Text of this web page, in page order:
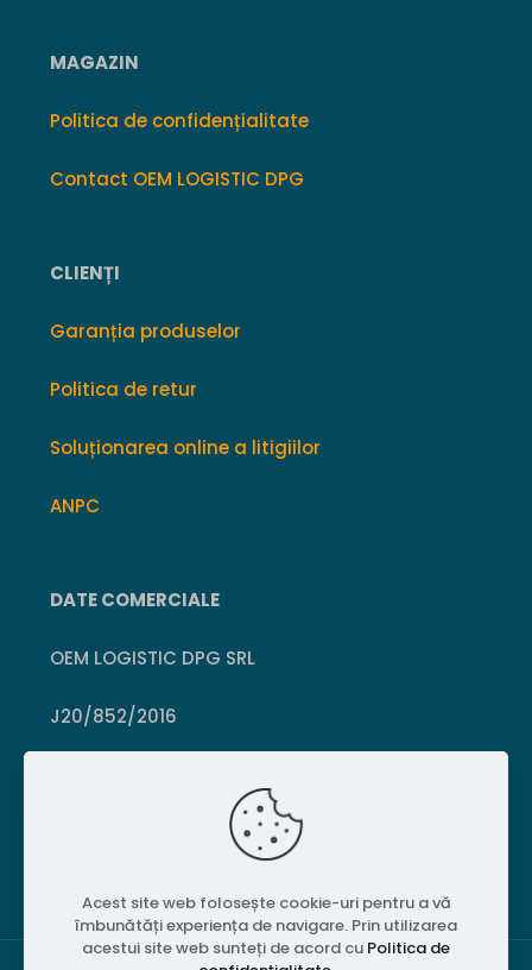
MAGAZIN
Politica de confidențialitate
Contact OEM LOGISTIC DPG
CLIENȚI
Garanția produselor
Politica de retur
Soluționarea online a litigiilor
ANPC
DATE COMERCIALE
OEM LOGISTIC DPG SRL
J20/852/2016
Crișcior, Hunedoara
Acest site web folosește cookie-uri pentru a vă
îmbunătăți experiența de navigare. Prin utilizarea
acestui site web sunteți de acord cu Politica de